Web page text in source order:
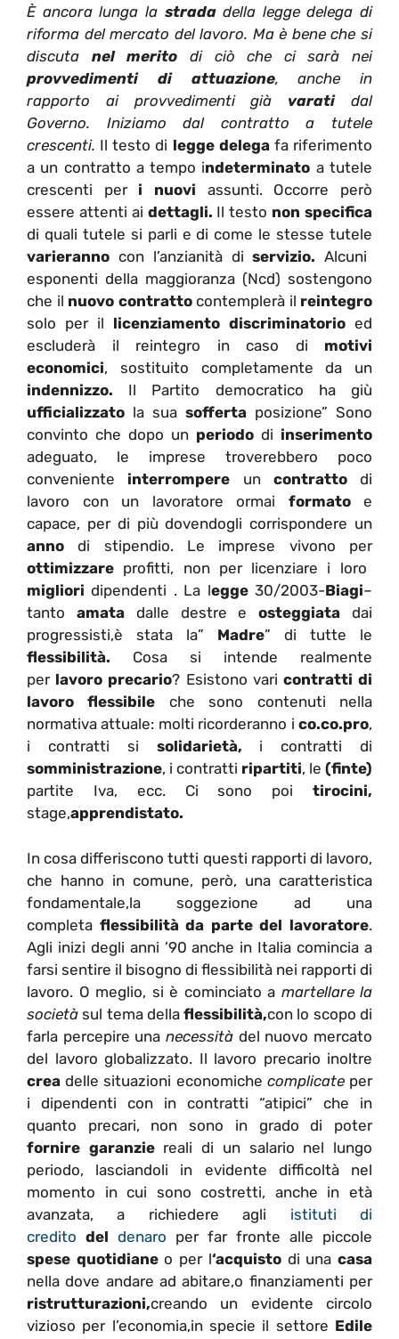
È ancora lunga la stradadella legge delega di
riforma del mercato del lavoro. Ma è bene che si
discuta nel merito di ciò che ci sarà nei
provvedimenti di attuazione, anche in
rapporto ai provvedimenti già varatidal
Governo. Iniziamo dal contratto a tutele
crescenti. Il testo di legge delegafa riferimento
a un contratto a tempo indeterminato a tutele
crescenti per i nuovi assunti. Occorre però
essere attenti ai dettagli. Il testo non specifica
di quali tutele si parli e di come le stesse tutele
varieranno con l’anzianità diservizio. Alcuni
esponenti della maggioranza (Ncd) sostengono
che il nuovo contrattocontemplerà il reintegro
solo per il licenziamento discriminatorio ed
escluderà il reintegro in caso di motivi
economici, sostituito completamente da un
indennizzo. Il Partito democratico ha giù
ufficializzato la sua sofferta posizione” Sono
convinto che dopo un periodo di inserimento
adeguato, le imprese troverebbero poco
conveniente interrompere un contrattodi
lavoro con un lavoratore ormai formatoe
capace, per di più dovendogli corrispondere un
anno di stipendio. Le imprese vivono per
ottimizzare profitti, non per licenziare i loro
miglioridipendenti . La legge30/2003-Biagi–
tanto amatadalle destre eosteggiata dai
progressisti,è stata la” Madre” di tutte le
flessibilità. Cosa si intende realmente
per lavoro precario? Esistono vari contratti di
lavoro flessibile che sono contenuti nella
normativa attuale: molti ricorderanno i co.co.pro,
i contratti si solidarietà, i contratti di
somministrazione, i contratti ripartiti, le (finte)
partite Iva, ecc. Ci sono poi tirocini,
stage,apprendistato.
In cosa differiscono tutti questi rapporti di lavoro,
che hanno in comune, però, una caratteristica
fondamentale,la soggezione ad una
completa flessibilità da parte del lavoratore.
Agli inizi degli anni ’90 anche in Italia comincia a
farsi sentire il bisogno di flessibilità nei rapporti di
lavoro. O meglio, si è cominciato a martellare la
società sul tema dellaflessibilità,con lo scopo di
farla percepire una necessità del nuovo mercato
del lavoro globalizzato. Il lavoro precario inoltre
crea delle situazioni economiche complicateper
i dipendenti con in contratti “atipici” che in
quanto precari, non sono in grado di poter
fornire garanzie reali di un salario nel lungo
periodo, lasciandoli in evidente difficoltà nel
momento in cui sono costretti, anche in età
avanzata, a richiedere agli istituti di
credito del denaro per far fronte alle piccole
spese quotidianeo per l‘acquistodi unacasa
nella dove andare ad abitare,o finanziamenti per
ristrutturazioni,creando un evidente circolo
vizioso per l’economia,in specie il settore Edile